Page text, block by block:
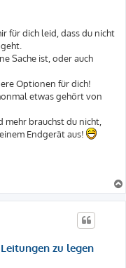
für dich leid, dass du nicht
Sache ist, oder auch
Optionen für dich!
etwas gehört von
brauchst du nicht,
Endgerät aus!
zu legen